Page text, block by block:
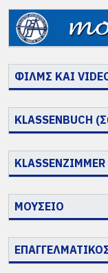
ΦΙΛΜΣ ΚΑΙ
KLASSENBUCH
KLASSENZIMMER
ΜΟΥΣΕΙΟ